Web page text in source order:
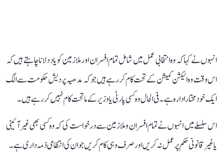
انہوں نے کہا کہ وہ انتخابی عمل میں شامل تمام افسران اور ملازمین کو یاد دلانا چاہتے ہیں کہ
اس وقت وہ الیکشن کمیشن کے تحت کام کر رہے ہیں جو کہ مدھیہ پردیش حکومت سے الگ
ایک خود مختار ادارہ ہے۔ فی الحال وہ کسی پارٹی یا وزیر کے ماتحت کام نہیں کر رہے ہیں۔
اس سلسلے میں انہوں نے تمام افسران و ملازمین سے درخواست کی کہ وہ کسی بھی غیر آئینی
یا غیر قانونی حکم پر عمل نہ کریں اور صرف وہی کام کریں جو ان کی انتظامی ذمہ داری ہے۔